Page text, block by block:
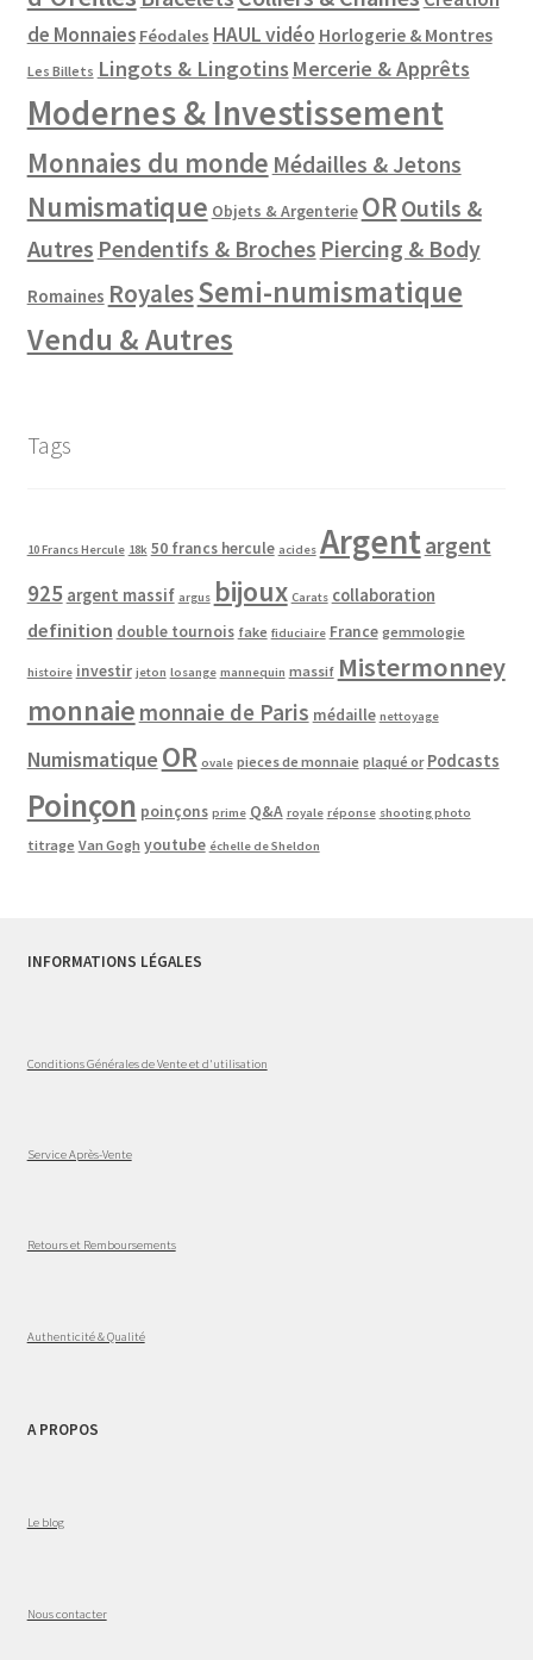
de Monnaies Féodales HAUL vidéo Horlogerie & Montres
Les Billets Lingots & Lingotins Mercerie & Apprêts
Modernes & Investissement
Monnaies du monde Médailles & Jetons
Numismatique Objets & Argenterie OR Outils &
Autres Pendentifs & Broches Piercing & Body
Romaines RoyalesSemi-numismatique
Vendu & Autres
Tags
10 Francs Hercule 18k 50 francs hercule acides Argentargent
925 argent massif argus bijoux Carats collaboration
definition double tournois fake fiduciaire France gemmologie
histoire investir jeton losange mannequin massif Mistermonney
monnaie monnaie de Paris médaille nettoyage
Numismatique OR ovale pieces de monnaie plaqué or Podcasts
Poinçon poinçons prime Q&A royale réponse shooting photo
titrage Van Gogh youtube échelle de Sheldon
INFORMATIONS LÉGALES
Conditions Générales de Vente et d'utilisation
Service Après-Vente
Retours et Remboursements
Authenticité & Qualité
A PROPOS
Le blog
Nous contacter